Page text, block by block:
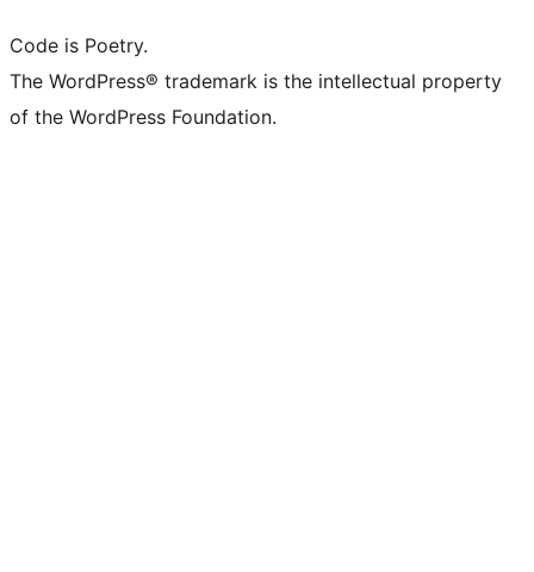
Code is Poetry.
The WordPress® trademark is the intellectual property
of the WordPress Foundation.